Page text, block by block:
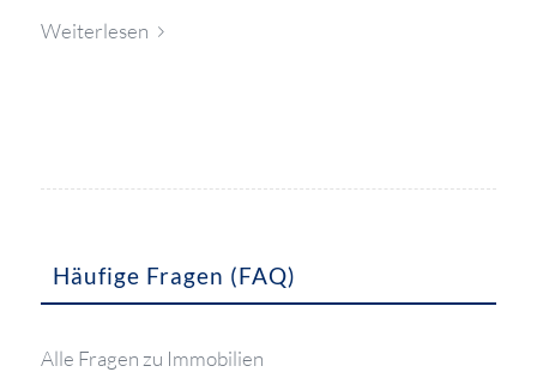
Weiterlesen
Häufige Fragen (FAQ)
Alle Fragen zu Immobilien